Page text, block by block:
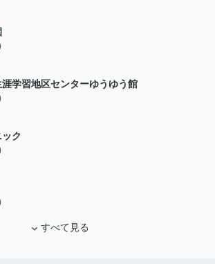
学習地区センターゆうゆう館
ク
すべて見る